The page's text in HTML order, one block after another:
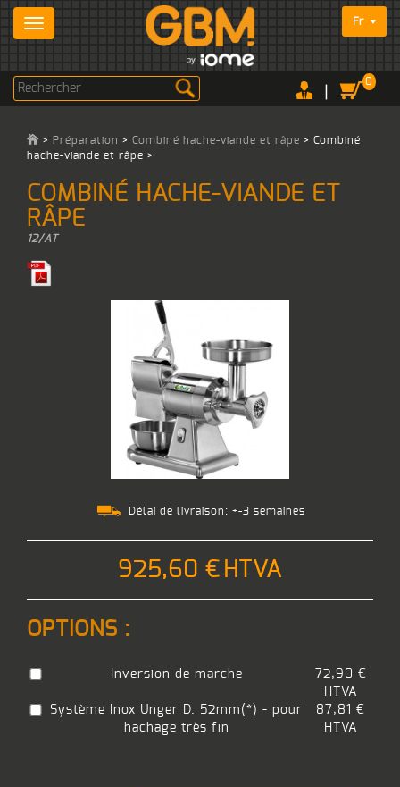
Fr
0
> Préparation > Combiné hache-viande et râpe > Combiné
hache-viande et râpe >
COMBINÉ HACHE-VIANDE ET
RÂPE
12/AT
Délai de livraison: +-3 semaines
925,60 € HTVA
OPTIONS :
Inversion de marche
72,90 €
HTVA
Système Inox Unger D. 52mm(*) - pour
hachage très fin
87,81 €
HTVA